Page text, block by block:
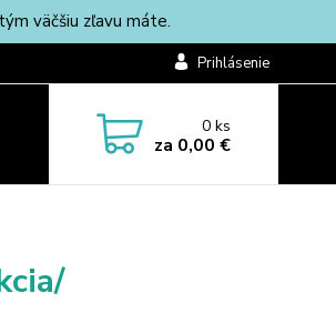
väčšiu zľavu máte.
Prihlásenie
0ks
za 0,00 €